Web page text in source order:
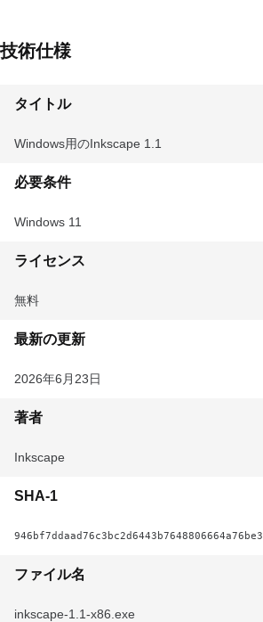
技術仕様
タイトル
Windows用のInkscape 1.1
必要条件
Windows 11
ライセンス
無料
最新の更新
2026年6月23日
著者
Inkscape
SHA-1
946bf7ddaad76c3bc2d6443b7648806664a76be3
ファイル名
inkscape-1.1-x86.exe